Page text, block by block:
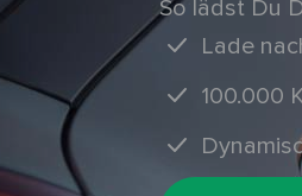
So lädst Du
Lade
100.000